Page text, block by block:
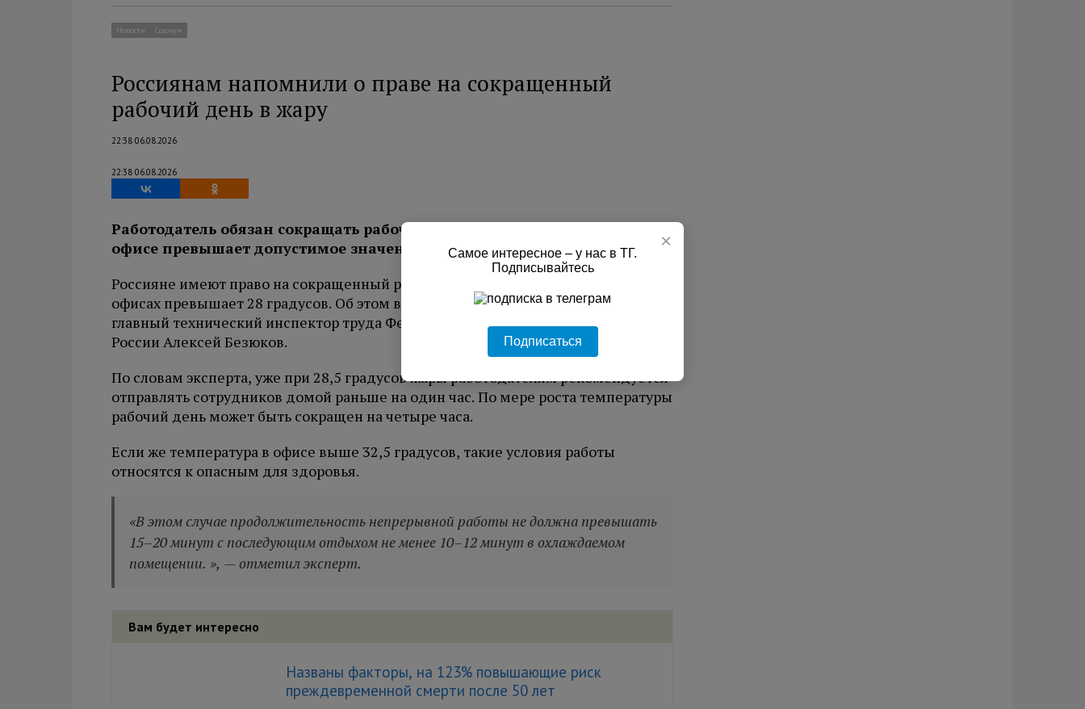
Новости Социум
Россиянам напомнили о праве на сокращенный
рабочий день в жару
22:38 06.08.2026
22:38 06.08.2026
Работодатель обязан сокращать рабочее время, если температура в
офисе превышает допустимое значение.
Россияне имеют право на сокращенный рабочий день, если температура в
офисах превышает 28 градусов. Об этом в беседе с РИА Новостинапомнил
главный технический инспектор труда Федерации независимых профсоюзов
России Алексей Безюков.
По словам эксперта, уже при 28,5 градусов жары работодателям рекомендуется
отправлять сотрудников домой раньше на один час. По мере роста температуры
рабочий день может быть сокращен на четыре часа.
Если же температура в офисе выше 32,5 градусов, такие условия работы
относятся к опасным для здоровья.
«В этом случае продолжительность непрерывной работы не должна превышать
15–20 минут с последующим отдыхом не менее 10–12 минут в охлаждаемом
помещении. », — отметил эксперт.
Вам будет интересно
Названы факторы, на 123% повышающие риск
преждевременной смерти после 50 лет
×
Самое интересное – у нас в ТГ.
Подписывайтесь
Подписаться